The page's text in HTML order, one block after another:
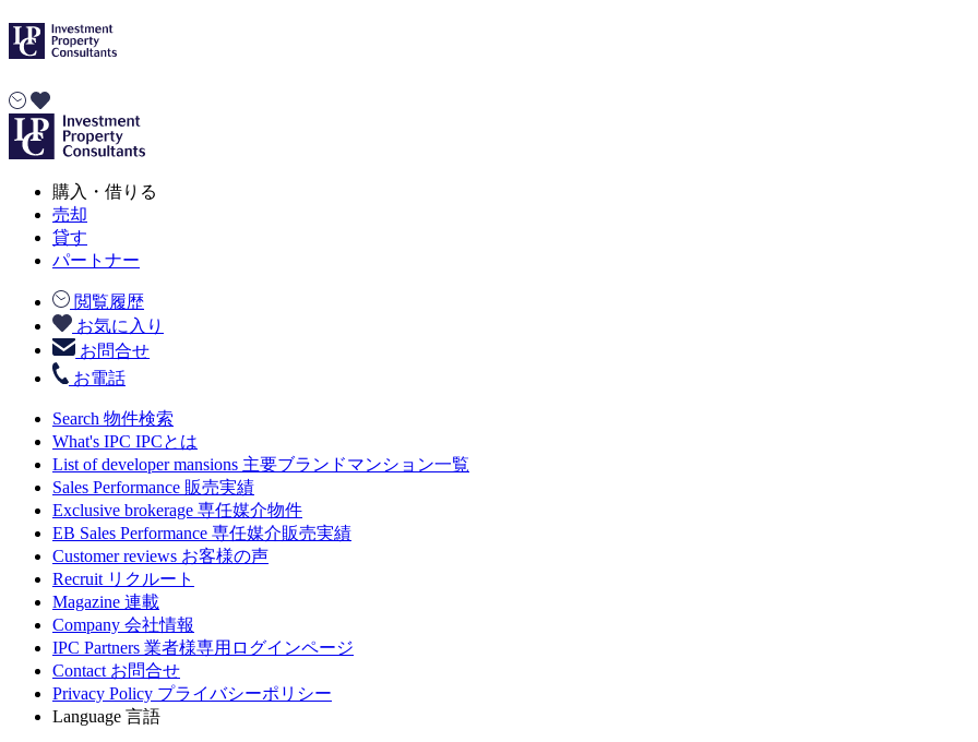
購入・借りる
売却
貸す
パートナー
閲覧履歴
お気に入り
お問合せ
お電話
Search 物件検索
What's IPC IPCとは
List of developer mansions 主要ブランドマンション一覧
Sales Performance 販売実績
Exclusive brokerage 専任媒介物件
EB Sales Performance 専任媒介販売実績
Customer reviews お客様の声
Recruit リクルート
Magazine 連載
Company 会社情報
IPC Partners 業者様専用ログインページ
Contact お問合せ
Privacy Policy プライバシーポリシー
Language 言語